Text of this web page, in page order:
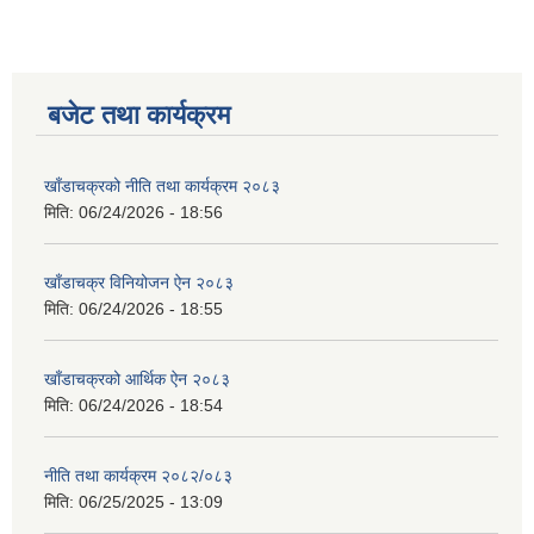
बजेट तथा कार्यक्रम
खाँडाचक्रको नीति तथा कार्यक्रम २०८३
मिति: 06/24/2026 - 18:56
खाँडाचक्र विनियोजन ऐन २०८३
मिति: 06/24/2026 - 18:55
खाँडाचक्रको आर्थिक ऐन २०८३
मिति: 06/24/2026 - 18:54
नीति तथा कार्यक्रम २०८२/०८३
मिति: 06/25/2025 - 13:09